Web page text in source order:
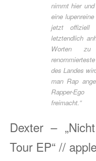
nimmt hier
eine
jetzt offiziell
letztendlich
Worten zu
des Landes
man Rap
Rapper-
freimacht.“
Dexter –
Tour EP“ //